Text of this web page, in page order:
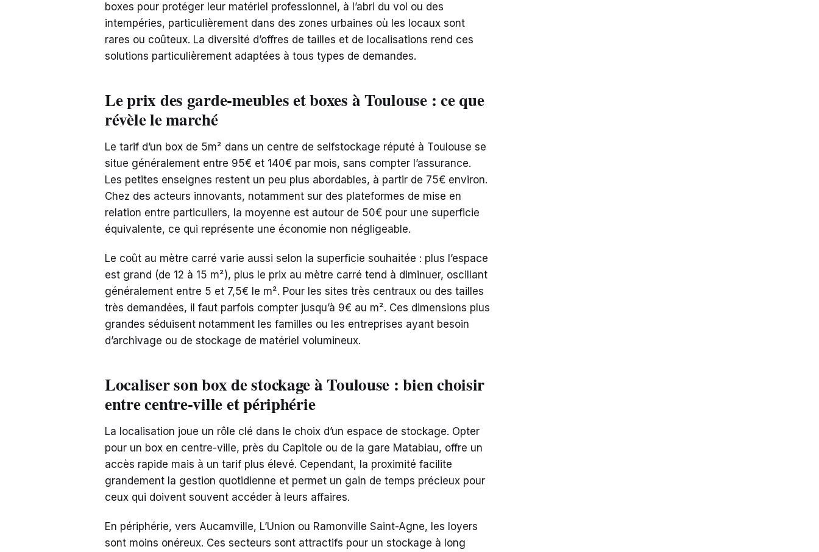
boxes pour protéger leur matériel professionnel, à l’abri du vol ou des
intempéries, particulièrement dans des zones urbaines où les locaux sont
rares ou coûteux. La diversité d’offres de tailles et de localisations rend ces
solutions particulièrement adaptées à tous types de demandes.
Le prix des garde-meubles et boxes à Toulouse : ce que
révèle le marché
Le tarif d’un box de 5m² dans un centre de selfstockage réputé à Toulouse se
situe généralement entre 95€ et 140€ par mois, sans compter l’assurance.
Les petites enseignes restent un peu plus abordables, à partir de 75€ environ.
Chez des acteurs innovants, notamment sur des plateformes de mise en
relation entre particuliers, la moyenne est autour de 50€ pour une superficie
équivalente, ce qui représente une économie non négligeable.
Le coût au mètre carré varie aussi selon la superficie souhaitée : plus l’espace
est grand (de 12 à 15 m²), plus le prix au mètre carré tend à diminuer, oscillant
généralement entre 5 et 7,5€ le m². Pour les sites très centraux ou des tailles
très demandées, il faut parfois compter jusqu’à 9€ au m². Ces dimensions plus
grandes séduisent notamment les familles ou les entreprises ayant besoin
d’archivage ou de stockage de matériel volumineux.
Localiser son box de stockage à Toulouse : bien choisir
entre centre-ville et périphérie
La localisation joue un rôle clé dans le choix d’un espace de stockage. Opter
pour un box en centre-ville, près du Capitole ou de la gare Matabiau, offre un
accès rapide mais à un tarif plus élevé. Cependant, la proximité facilite
grandement la gestion quotidienne et permet un gain de temps précieux pour
ceux qui doivent souvent accéder à leurs affaires.
En périphérie, vers Aucamville, L’Union ou Ramonville Saint-Agne, les loyers
sont moins onéreux. Ces secteurs sont attractifs pour un stockage à long